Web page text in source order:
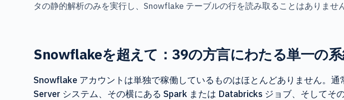
タの静的解析のみを実行し、Snowflake テーブルの行を読み取ることはありません
Snowflakeを超えて：39の方言にわたる単一の
Snowflake アカウントは単独で稼働しているものはほとんどありません。
Server システム、その横にある Spark または Databricks ジョブ、そして